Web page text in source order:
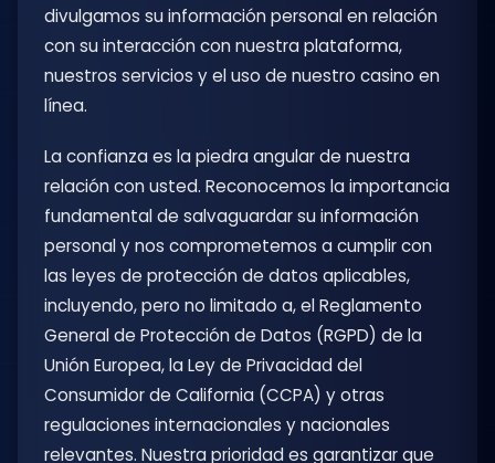
divulgamos su información personal en relación
con su interacción con nuestra plataforma,
nuestros servicios y el uso de nuestro casino en
línea.
La confianza es la piedra angular de nuestra
relación con usted. Reconocemos la importancia
fundamental de salvaguardar su información
personal y nos comprometemos a cumplir con
las leyes de protección de datos aplicables,
incluyendo, pero no limitado a, el Reglamento
General de Protección de Datos (RGPD) de la
Unión Europea, la Ley de Privacidad del
Consumidor de California (CCPA) y otras
regulaciones internacionales y nacionales
relevantes. Nuestra prioridad es garantizar que